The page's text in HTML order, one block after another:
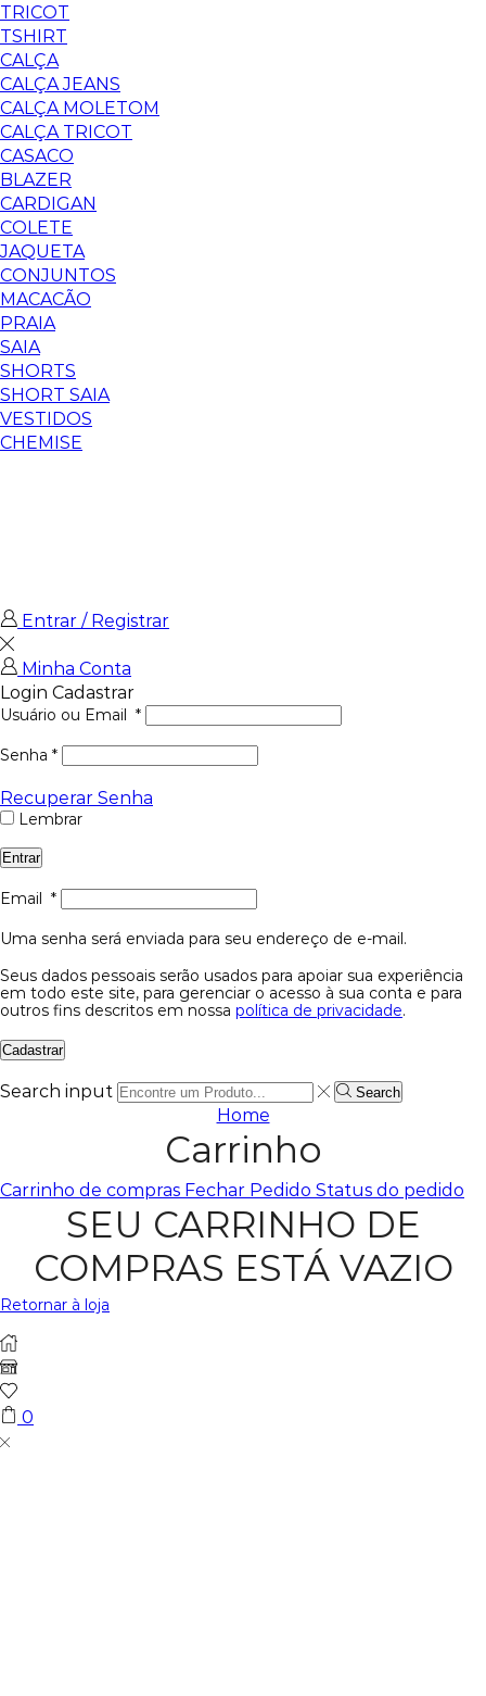
TRICOT
TSHIRT
CALÇA
CALÇA JEANS
CALÇA MOLETOM
CALÇA TRICOT
CASACO
BLAZER
CARDIGAN
COLETE
JAQUETA
CONJUNTOS
MACACÃO
PRAIA
SAIA
SHORTS
SHORT SAIA
VESTIDOS
CHEMISE
Entrar / Registrar
Minha Conta
Login Cadastrar
Usuário ou Email *
Senha *
Recuperar Senha
Lembrar
Entrar
Email *
Uma senha será enviada para seu endereço de e-mail.
Seus dados pessoais serão usados para apoiar sua experiência
em todo este site, para gerenciar o acesso à sua conta e para
outros fins descritos em nossa política de privacidade.
Cadastrar
Search input Search
Home
Carrinho
Carrinho de compras Fechar Pedido Status do pedido
SEU CARRINHO DE
COMPRAS ESTÁ VAZIO
Retornar à loja
0